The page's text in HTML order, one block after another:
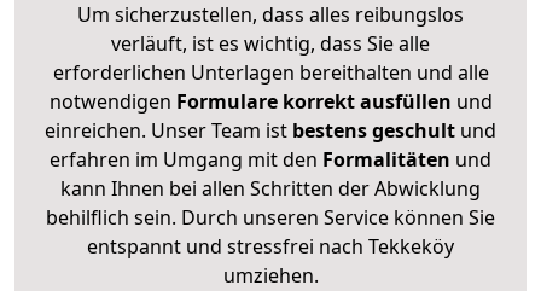
Um sicherzustellen, dass alles reibungslos
verläuft, ist es wichtig, dass Sie alle
erforderlichen Unterlagen bereithalten und alle
notwendigen Formulare korrekt ausfüllen und
einreichen. Unser Team ist bestens geschult und
erfahren im Umgang mit den Formalitäten und
kann Ihnen bei allen Schritten der Abwicklung
behilflich sein. Durch unseren Service können Sie
entspannt und stressfrei nach Tekkeköy
umziehen.